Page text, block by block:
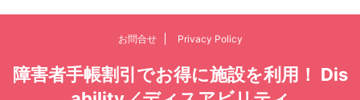
お問合せ Privacy Policy
障害者手帳割引でお得に施設を利用！ Dis